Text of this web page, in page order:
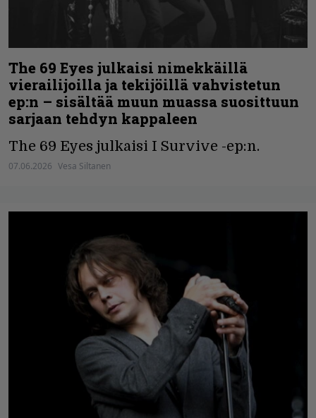
The 69 Eyes julkaisi nimekkäillä
vierailijoilla ja tekijöillä vahvistetun
ep:n – sisältää muun muassa suosittuun
sarjaan tehdyn kappaleen
The 69 Eyes julkaisi I Survive -ep:n.
07.06.2026 Vesa Siltanen